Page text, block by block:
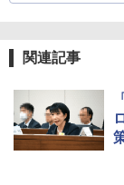
関連記事